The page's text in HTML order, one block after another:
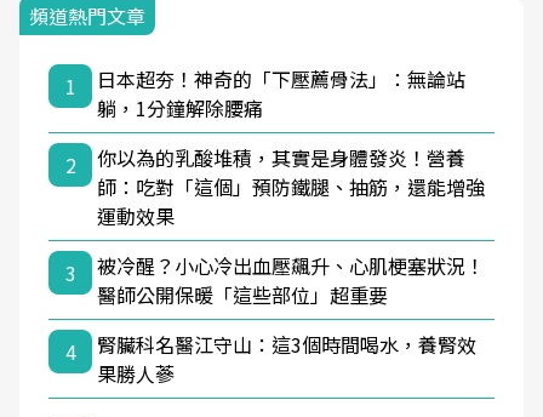
頻道熱門文章
1
日本超夯！神奇的「下壓薦骨法」：無論站
躺，1分鐘解除腰痛
2
你以為的乳酸堆積，其實是身體發炎！營養
師：吃對「這個」預防鐵腿、抽筋，還能增強
運動效果
3
被冷醒？小心冷出血壓飆升、心肌梗塞狀況！
醫師公開保暖「這些部位」超重要
4
腎臟科名醫江守山：這3個時間喝水，養腎效
果勝人蔘